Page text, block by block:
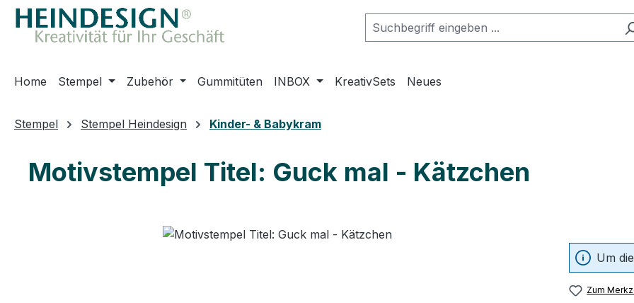
Hauptinhalt springen
Zur Suche springen
Zur Hauptnavigation springen
Home Stempel Zubehör Gummitüten INBOX KreativSets Neues
Stempel Stempel Heindesign Kinder- & Babykram
Motivstempel Titel: Guck mal - Kätzchen
Um
Zum